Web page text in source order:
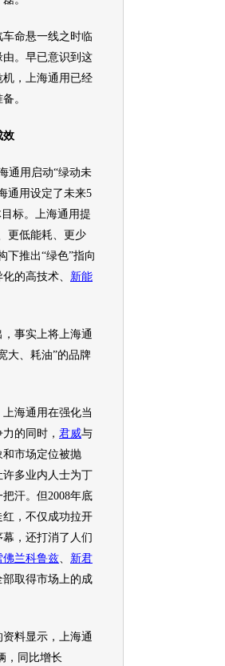
车命悬一线之时临
。早已意识到这
，
上海通用 已经
。
通用 启动“绿动未
通用设定了未来5
标。
上海通用提
更低能耗、更少
下推出“绿色”指向
的高技术、 新能
事实上将 上海通
大、耗油”的品牌
上海通用在强化当
的同时， 君威与
和市场定位被抛
多业内人士为丁
把汗。但2008年底
红，不仅成功拉开
，还打消了人们
佛兰科鲁兹
新君
部取得市场上的成
资料显示，
上海通
，同比增长